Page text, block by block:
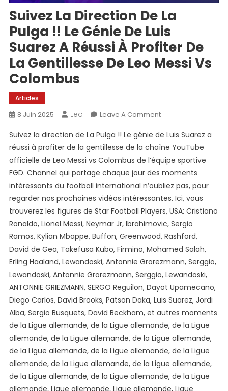
Suivez La Direction De La
Pulga !! Le Génie De Luis
Suarez A Réussi À Profiter De
La Gentillesse De Leo Messi Vs
Colombus
Articles
8 Juin 2025 Leo Leave A CommentOn
La
Direction
De
La
Pulga
!!
Le
Génie
De
Luis
Suarez
A
Réussi
À
Profiter
De
La
Gentillesse
De
Leo
Messi
Suivez la direction de La Pulga !! Le génie de Luis Suarez a
réussi à profiter de la gentillesse de la chaîne YouTube
officielle de Leo Messi vs Colombus de l’équipe sportive
FGD. Channel qui partage chaque jour des moments
intéressants du football international n’oubliez pas, pour
regarder nos prochaines vidéos intéressantes. Ici, vous
trouverez les figures de Star Football Players, USA: Cristiano
Ronaldo, Lionel Messi, Neymar Jr, Ibrahimovic, Sergio
Ramos, Kylian Mbappe, Buffon, Greenwood, Rashford,
David de Gea, Takefusa Kubo, Firmino, Mohamed Salah,
Erling Haaland, Lewandoski, Antonnie Grorezmann, Serggio,
Lewandoski, Antonnie Grorezmann, Serggio, Lewandoski,
ANTONNIE GRIEZMANN, SERGO Reguilon, Dayot Upamecano,
Diego Carlos, David Brooks, Patson Daka, Luis Suarez, Jordi
Alba, Sergio Busquets, David Beckham, et autres moments
de la Ligue allemande, de la Ligue allemande, de la Ligue
allemande, de la Ligue allemande, de la Ligue allemande,
de la Ligue allemande, de la Ligue allemande, de la Ligue
allemande, de la Ligue allemande, de la Ligue allemande,
de la Ligue allemande, de la Ligue allemande, de la Ligue